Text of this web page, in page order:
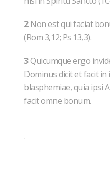
2Non est qui faciat
(Rom 3,12; Ps 13,3).
3Quicumque ergo
Dominus dicit et facit
blasphemiae, quia ipsi
facit omne bonum.